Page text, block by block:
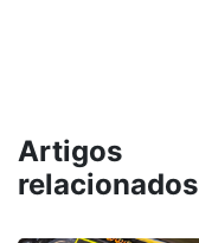
Artigos
relacionados